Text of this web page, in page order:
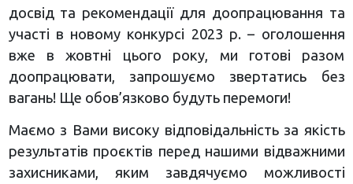
досвід та рекомендації для доопрацювання та
участі в новому конкурсі 2023 р. – оголошення
вже в жовтні цього року, ми готові разом
доопрацювати, запрошуємо звертатись без
вагань! Ще обов’язково будуть перемоги!
Маємо з Вами високу відповідальність за якість
результатів проєктів перед нашими відважними
захисниками, яким завдячуємо можливості